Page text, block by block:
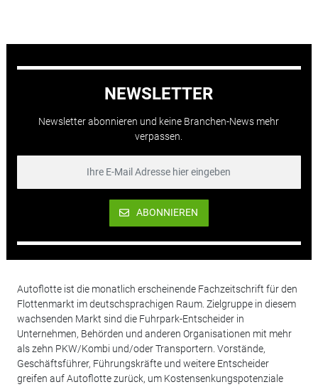
NEWSLETTER
Newsletter abonnieren und keine Branchen-News mehr
verpassen.
ABONNIEREN
Autoflotte ist die monatlich erscheinende Fachzeitschrift für den
Flottenmarkt im deutschsprachigen Raum. Zielgruppe in diesem
wachsenden Markt sind die Fuhrpark-Entscheider in
Unternehmen, Behörden und anderen Organisationen mit mehr
als zehn PKW/Kombi und/oder Transportern. Vorstände,
Geschäftsführer, Führungskräfte und weitere Entscheider
greifen auf Autoflotte zurück, um Kostensenkungspotenziale